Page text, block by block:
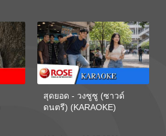
สุดยอด - วงซูซู (ซาวด์
ดนตรี) (KARAOKE)